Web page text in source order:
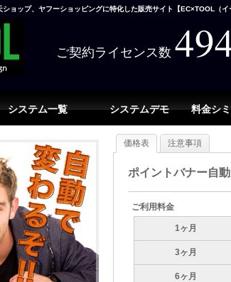
ョップ、ヤフーショッピングに特化した販売サイト【EC×TOOL（イ
ご契約ライセンス数
システム一覧 システムデモ 料金シ
価格表 注意事項
ポイントバナー自
ご利用料金
1ヶ月
3ヶ月
6ヶ月